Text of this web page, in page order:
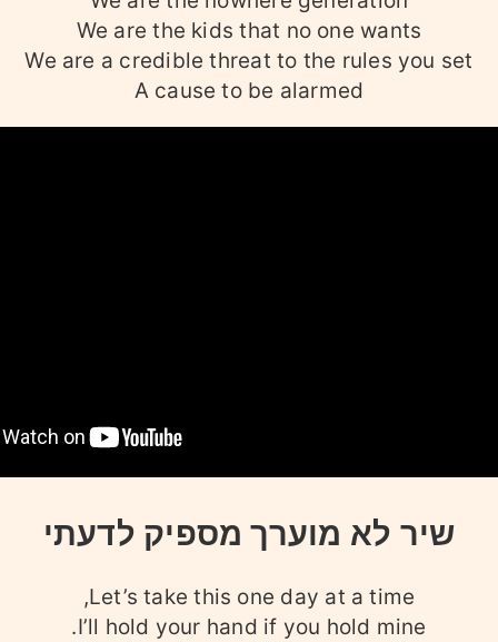
We are the kids that no one wants
We are a credible threat to the rules you set
A cause to be alarmed
שיר לא מוערך מספיק לדעתי
Let’s take this one day at a time,
I’ll hold your hand if you hold mine.